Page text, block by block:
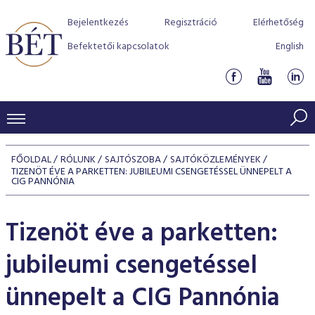
Bejelentkezés Regisztráció
Elérhetőség
Befektetői kapcsolatok
English
KERESKEDÉSI ADATOK
INDEXEK
Kötvényindexek
Jelzáloglevél indexek
Vállalati kötvény indexek
Kedvenc instrumentumok
Azonnali Piac
Részvények
Származékos piac
BEFEKTETŐK
Indexek
Részvény szekció
Hitelpapír szekció
Szabályozás
BÉT szabályzatok
Befektetővédelem
Alkalmazott díjstruktúra
Elszámolás
KIBOCSÁTÓK
Részvény és vállalati kötvény tőzsdei bevezetését
program
BÉT Xtend - Részvénypiac egyszerűen
TŐZSDETAGOK
Tőzsdetagok, üzletkötők
VENDOROK
FŐOLDAL RÓLUNK SAJTÓSZOBA SAJTÓKÖZLEMÉNYEK
TIZENÖT ÉVE A PARKETTEN: JUBILEUMI CSENGETÉSSEL ÜNNEPELT A
CIG PANNÓNIA
Tizenöt éve a parketten:
jubileumi csengetéssel
ünnepelt a CIG Pannónia